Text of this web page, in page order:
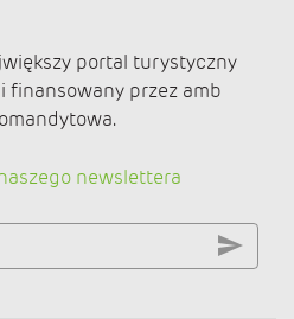
portal turystyczny
finansowany przez amb
newslettera